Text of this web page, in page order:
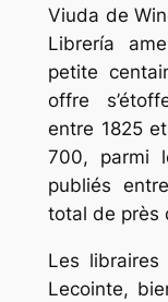
Viuda de
Librería
petite
offre
entre 1825
700, parmi
publiés
total de près
Les
Lecointe,